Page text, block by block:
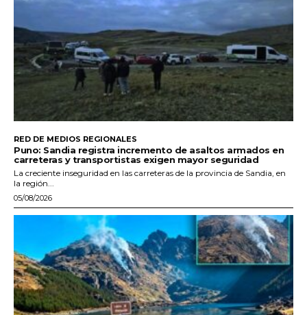
RED DE MEDIOS REGIONALES
Puno: Sandia registra incremento de asaltos armados en
carreteras y transportistas exigen mayor seguridad
La creciente inseguridad en las carreteras de la provincia de Sandia, en
la región...
05/08/2026